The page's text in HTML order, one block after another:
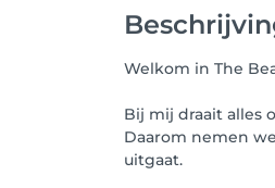
Welkom in The
Bij mij draait alles
Daarom nemen
uitgaat.